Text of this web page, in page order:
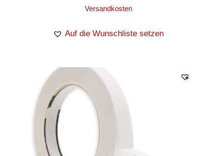
Versandkosten
Auf die Wunschliste setzen